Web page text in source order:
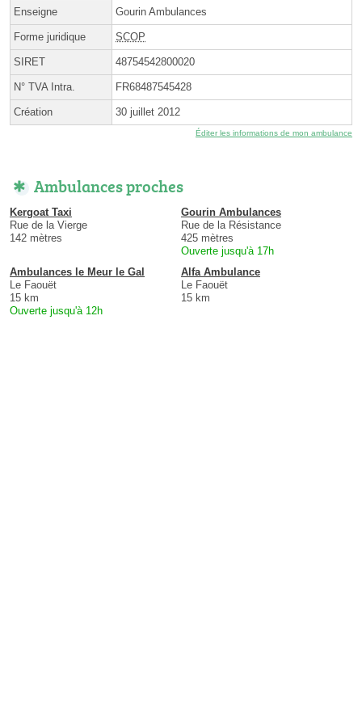
Enseigne Gourin Ambulances
Forme juridique SCOP
SIRET 48754542800020
N° TVA Intra. FR68487545428
Création 30 juillet 2012
Éditer les informations de mon ambulance
Ambulances proches
Kergoat Taxi
Rue de la Vierge
142 mètres
Gourin Ambulances
Rue de la Résistance
425 mètres
Ouverte jusqu'à 17h
Ambulances le Meur le Gal
Le Faouët
15 km
Ouverte jusqu'à 12h
Alfa Ambulance
Le Faouët
15 km